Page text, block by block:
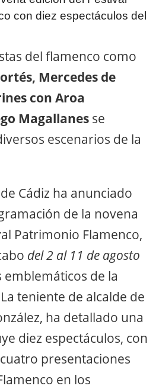
con diez espectáculos del
del flamenco como
Mercedes de
con Aroa
Magallanes se
escenarios de la
Cádiz ha anunciado
de la novena
Patrimonio Flamenco,
del 2 al 11 de agosto
de la
teniente de alcalde de
ha detallado una
diez espectáculos, con
presentaciones
en los